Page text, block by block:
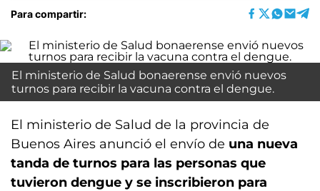
Para compartir:
El ministerio de Salud bonaerense envió nuevos
turnos para recibir la vacuna contra el dengue.
El ministerio de Salud de la provincia de
Buenos Aires anunció el envío de una nueva
tanda de turnos para las personas que
tuvieron dengue y se inscribieron para